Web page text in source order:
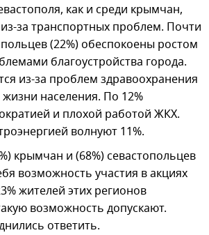
как и среди крымчан,
за транспортных проблем. Почти
(22%) обеспокоены ростом
благоустройства города.
из-за проблем здравоохранения
населения. По 12%
и плохой работой ЖКХ.
волнуют 11%.
крымчан и (68%) севастопольцев
возможность участия в акциях
жителей этих регионов
возможность допускают.
ответить.